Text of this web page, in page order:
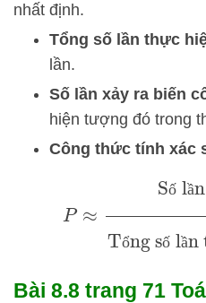
nhất định.
Tổng số lần thực
lần.
Số lần xảy ra biến
hiện tượng đó trong
Công thức tính xác
ố ầ
ổ ố ầ
Số lần xảy
thực
Bài 8.8 trang 71